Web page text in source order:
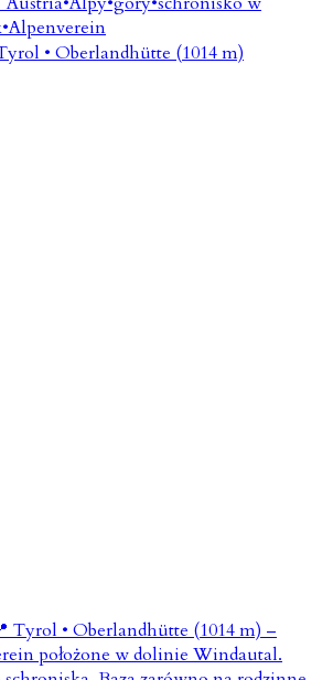
• Oberlandhütte (1014 m)